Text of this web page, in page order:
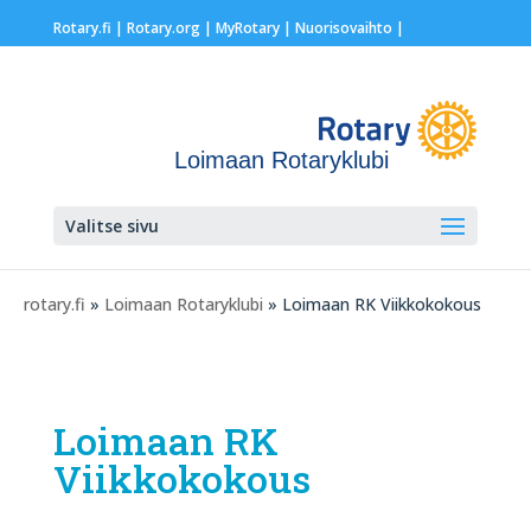
Rotary.fi | Rotary.org| MyRotary | Nuorisovaihto |
Loimaan Rotaryklubi
Valitse sivu
rotary.fi » Loimaan Rotaryklubi » Loimaan RK Viikkokokous
Loimaan RK
Viikkokokous